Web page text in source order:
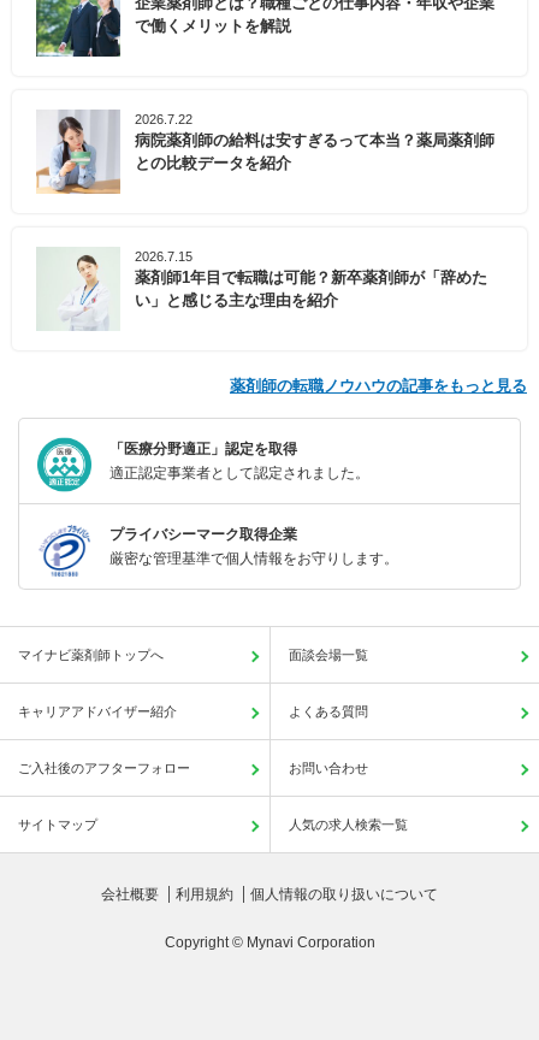
で働くメリットを解説
2026.7.22
病院薬剤師の給料は安すぎるって本当？薬局薬剤師
との比較データを紹介
2026.7.15
薬剤師1年目で転職は可能？新卒薬剤師が「辞めた
い」と感じる主な理由を紹介
薬剤師の転職ノウハウの記事をもっと見る
「医療分野適正」認定を取得
適正認定事業者として認定されました。
プライバシーマーク取得企業
厳密な管理基準で個人情報をお守りします。
マイナビ薬剤師トップへ 面談会場一覧
キャリアアドバイザー紹介 よくある質問
ご入社後のアフターフォロー お問い合わせ
サイトマップ 人気の求人検索一覧
会社概要 利用規約 個人情報の取り扱いについて
Copyright © Mynavi Corporation